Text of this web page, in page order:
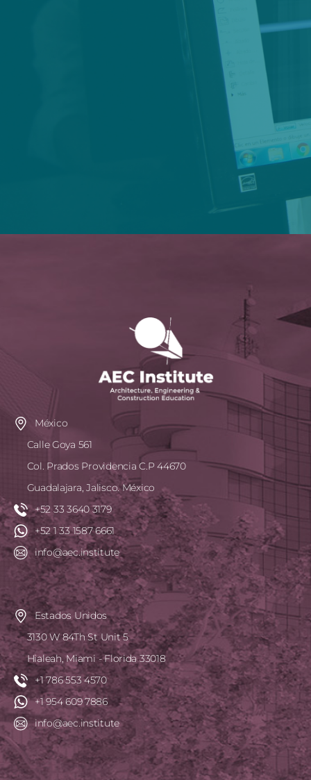
México
Calle Goya 561
Col. Prados Providencia C.P 44670
Guadalajara, Jalisco. México
+52 33 3640 3179
+52 1 33 1587 6661
info@aec.institute
Estados Unidos
3130 W 84Th St Unit 5
Hialeah, Miami - Florida 33018
+1 786 553 4570
+1 954 609 7886
info@aec.institute